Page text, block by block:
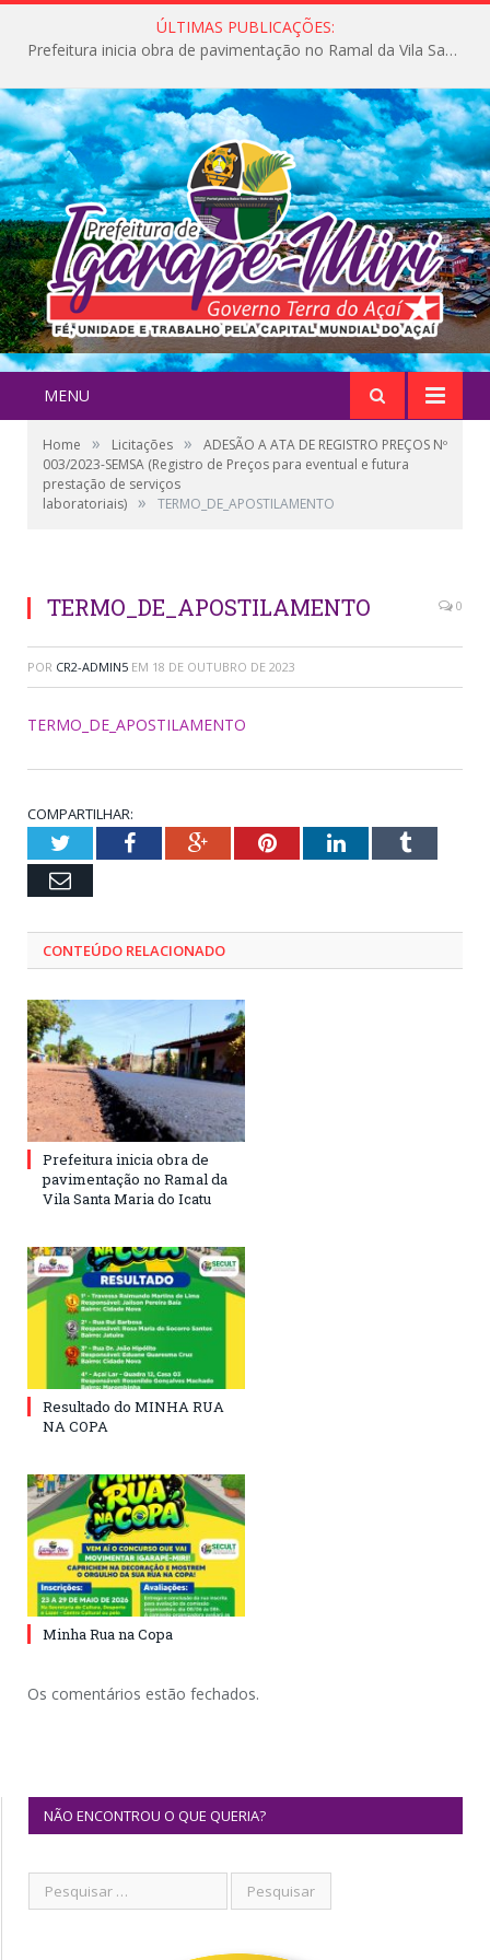
ÚLTIMAS PUBLICAÇÕES:
Prefeitura inicia obra de pavimentação no Ramal da Vila Santa Maria do Icatu
MENU
Home » Licitações »
ADESÃO A ATA DE REGISTRO PREÇOS Nº
003/2023-SEMSA (Registro de Preços para eventual e futura
prestação de serviços
laboratoriais) » TERMO_DE_APOSTILAMENTO
TERMO_DE_APOSTILAMENTO 0
POR CR2-ADMIN5 EM 18 DE OUTUBRO DE 2023
TERMO_DE_APOSTILAMENTO
COMPARTILHAR:
TwitterFacebookGoogle+PinterestLinkedInTumblr
Email
CONTEÚDO RELACIONADO
Prefeitura inicia obra de
pavimentação no Ramal da
Vila Santa Maria do Icatu
Resultado do MINHA RUA
NA COPA
Minha Rua na Copa
Os comentários estão fechados.
NÃO ENCONTROU O QUE QUERIA?